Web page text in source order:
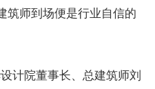
筑师到场便是行业自信的
计院董事长、总建筑师刘